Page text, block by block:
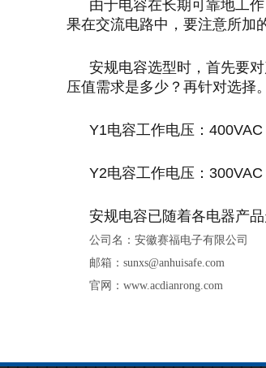
由于电容在长期可靠地工
果在交流电路中，要注意所加
安规电容选型时，首先要
压值需求是多少？再针对选择
Y1电容工作电压： 400VAC
Y2电容工作电压： 300VAC
安规电容已随着各电器产
公司名：安徽赛福电子有限公司
邮箱：sunxs@anhuisafe.com
官网：www.acdianrong.com